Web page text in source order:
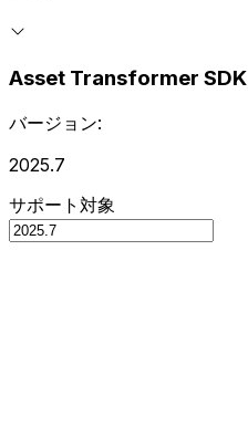
Asset Transformer SDK
バージョン:
2025.7
サポート対象